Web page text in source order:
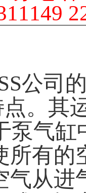
公司
。其
泵气缸
所有的
气从进